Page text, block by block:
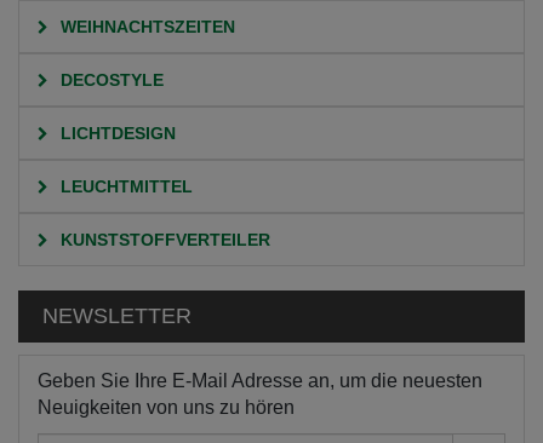
WEIHNACHTSZEITEN
DECOSTYLE
LICHTDESIGN
LEUCHTMITTEL
KUNSTSTOFFVERTEILER
NEWSLETTER
Geben Sie Ihre E-Mail Adresse an, um die neuesten
Neuigkeiten von uns zu hören